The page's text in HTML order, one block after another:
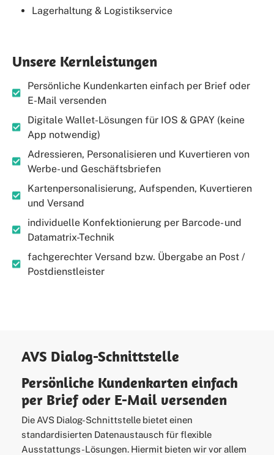
Lagerhaltung & Logistikservice
Unsere Kernleistungen
Persönliche Kundenkarten einfach per Brief oder
E-Mail versenden
Digitale Wallet-Lösungen für IOS & GPAY (keine
App notwendig)
Adressieren, Personalisieren und Kuvertieren von
Werbe- und Geschäftsbriefen
Kartenpersonalisierung, Aufspenden, Kuvertieren
und Versand
individuelle Konfektionierung per Barcode- und
Datamatrix-Technik
fachgerechter Versand bzw. Übergabe an Post /
Postdienstleister
AVS Dialog-Schnittstelle
Persönliche Kundenkarten einfach
per Brief oder E-Mail versenden
Die AVS Dialog-Schnittstelle bietet einen
standardisierten Datenaustausch für flexible
Ausstattungs-Lösungen. Hiermit bieten wir vor allem